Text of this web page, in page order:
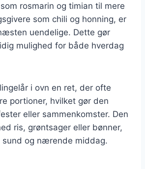
rosmarin og timian til mere
som chili og honning, er
uendelige. Dette gør
mulighed for både hverdag
i ovn en ret, der ofte
portioner, hvilket gør den
eller sammenkomster. Den
ris, grøntsager eller bønner,
sund og nærende middag.